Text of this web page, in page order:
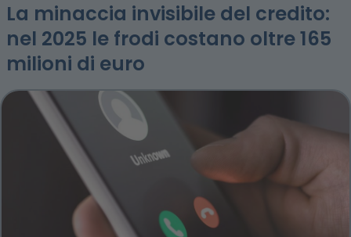
La minaccia invisibile del credito:
nel 2025 le frodi costano oltre 165
milioni di euro